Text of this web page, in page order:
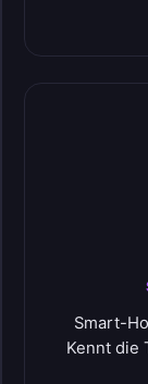
Smart-
Kennt die